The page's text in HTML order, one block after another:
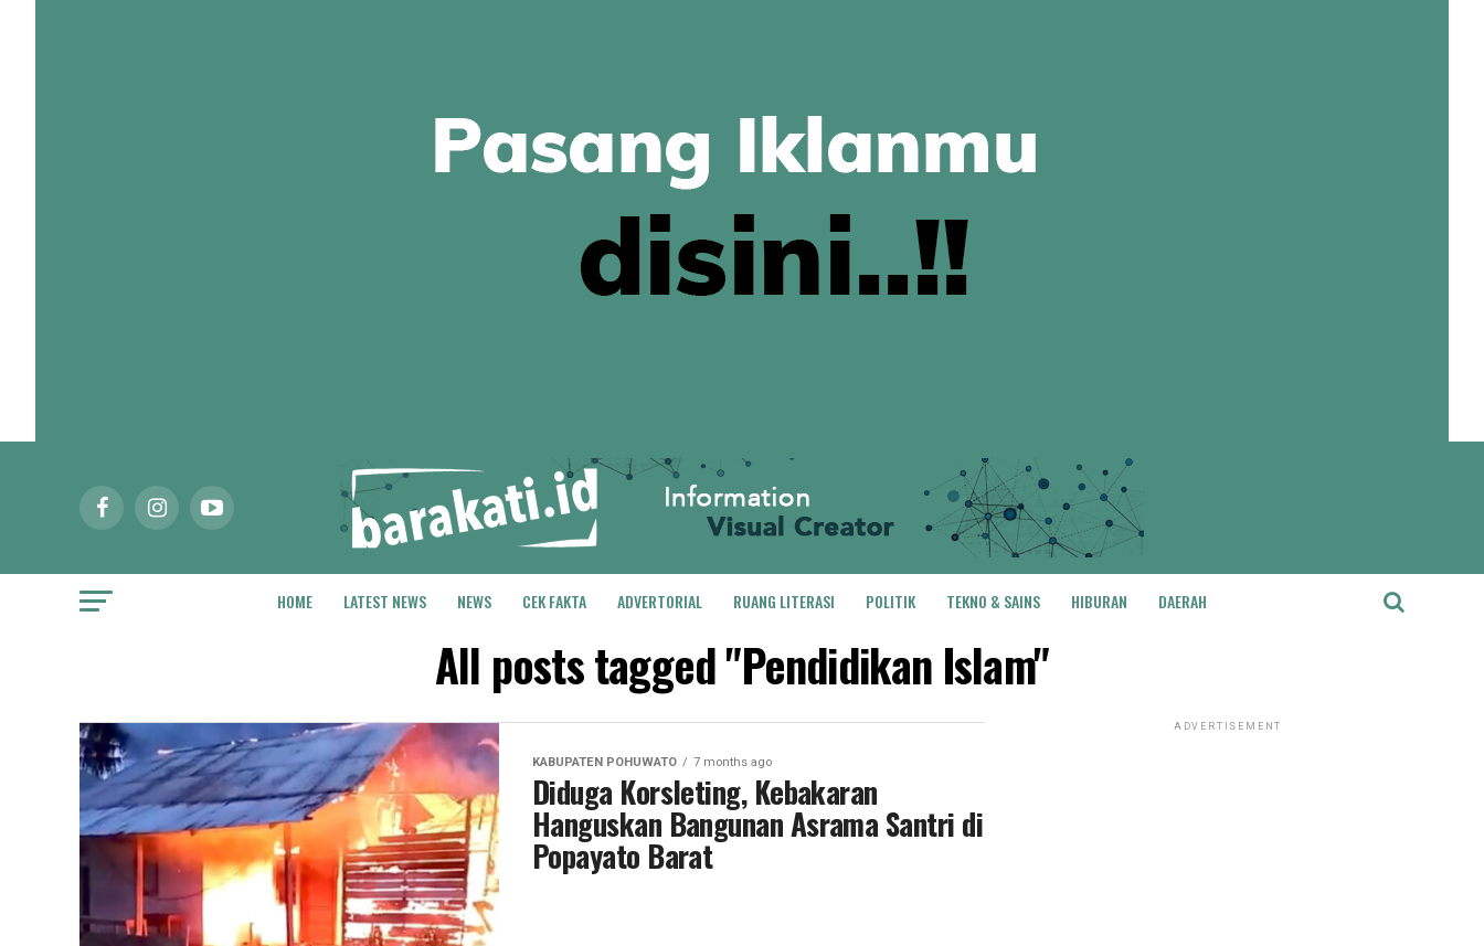
HOME LATEST NEWS NEWS CEK FAKTA ADVERTORIAL RUANG LITERASI POLITIK TEKNO & SAINS HIBURAN DAERAH
All posts tagged "Pendidikan Islam"
KABUPATEN POHUWATO 7 months ago
Diduga Korsleting, Kebakaran
Hanguskan Bangunan Asrama Santri di
Popayato Barat
ADVERTISEMENT